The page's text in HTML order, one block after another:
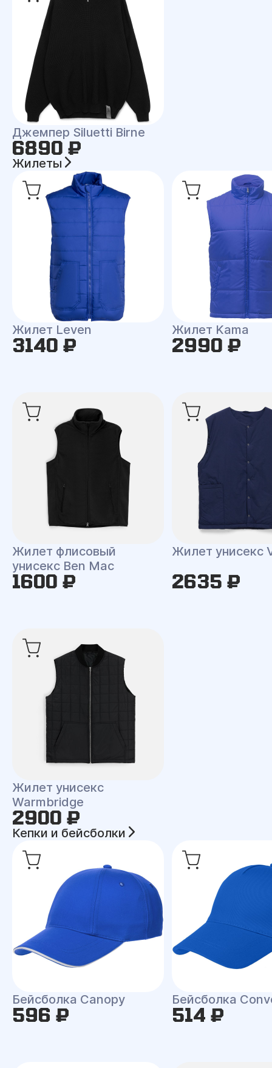
Джемпер Siluetti Birne
6890 ₽
Жилеты
Жилет Leven
3140 ₽
Жилет Kama
2990 ₽
Жилет флисовый
унисекс Ben Mac
1600 ₽
Жилет унисекс
2635 ₽
Жилет унисекс
Warmbridge
2900 ₽
Кепки и бейсболки
Бейсболка Canopy
596 ₽
Бейсболка
514 ₽